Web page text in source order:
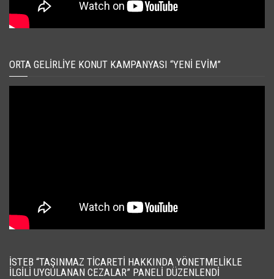
ORTA GELIRLIYE KONUT KAMPANYASI “YENI EVIM”
İSTEB “TAŞINMAZ TICARETI HAKKINDA YÖNETMELIKLE
İLGILI UYGULANAN CEZALAR” PANELI DÜZENLENDI